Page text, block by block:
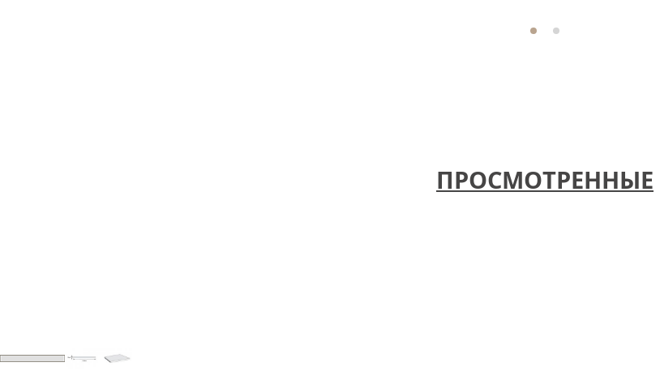
ПРОСМОТРЕННЫЕ